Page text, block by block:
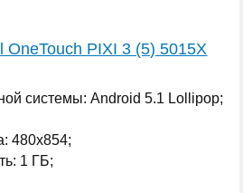
PIXI 3 (5) 5015X
системы: Android 5.1 Lollipop;
480x854;
1 ГБ;